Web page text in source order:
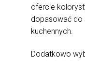
ofercie
dopasować do
kuchennych.
Dodatkowo